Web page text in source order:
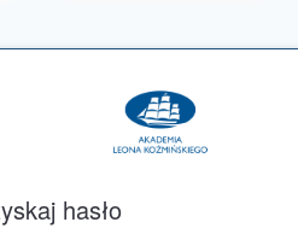
hasło